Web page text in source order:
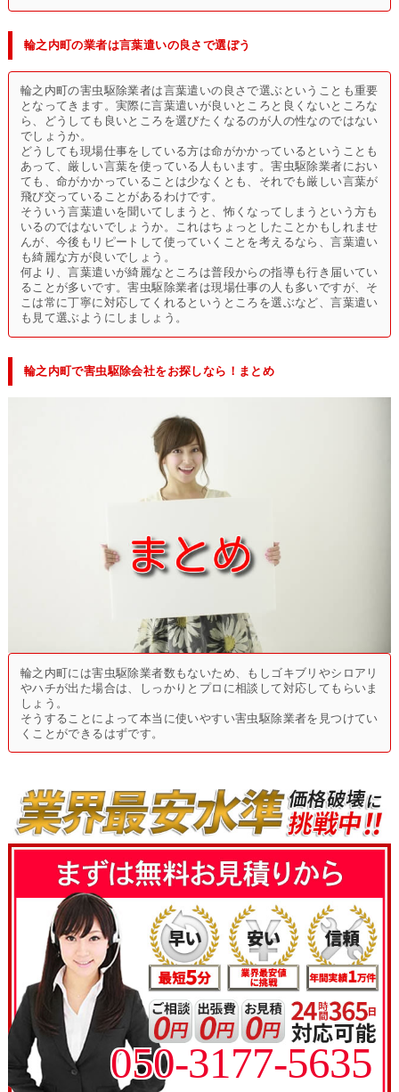
輪之内町の業者は言葉遣いの良さで選ぼう
輪之内町の害虫駆除業者は言葉遣いの良さで選ぶということも重要
となってきます。実際に言葉遣いが良いところと良くないところな
ら、どうしても良いところを選びたくなるのが人の性なのではない
でしょうか。
どうしても現場仕事をしている方は命がかかっているということも
あって、厳しい言葉を使っている人もいます。害虫駆除業者におい
ても、命がかかっていることは少なくとも、それでも厳しい言葉が
飛び交っていることがあるわけです。
そういう言葉遣いを聞いてしまうと、怖くなってしまうという方も
いるのではないでしょうか。これはちょっとしたことかもしれませ
んが、今後もリピートして使っていくことを考えるなら、言葉遣い
も綺麗な方が良いでしょう。
何より、言葉遣いが綺麗なところは普段からの指導も行き届いてい
ることが多いです。害虫駆除業者は現場仕事の人も多いですが、そ
こは常に丁寧に対応してくれるというところを選ぶなど、言葉遣い
も見て選ぶようにしましょう。
輪之内町で害虫駆除会社をお探しなら！まとめ
輪之内町には害虫駆除業者数もないため、もしゴキブリやシロアリ
やハチが出た場合は、しっかりとプロに相談して対応してもらいま
しょう。
そうすることによって本当に使いやすい害虫駆除業者を見つけてい
くことができるはずです。
050-3177-5635